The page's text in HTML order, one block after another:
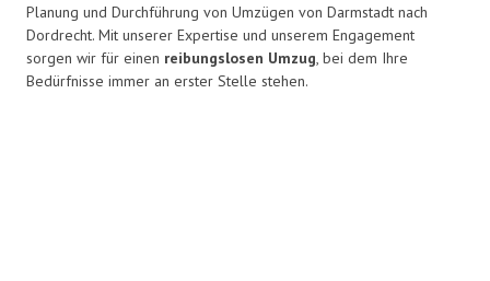
Planung und Durchführung von Umzügen von Darmstadt nach
Dordrecht. Mit unserer Expertise und unserem Engagement
sorgen wir für einen reibungslosen Umzug, bei dem Ihre
Bedürfnisse immer an erster Stelle stehen.